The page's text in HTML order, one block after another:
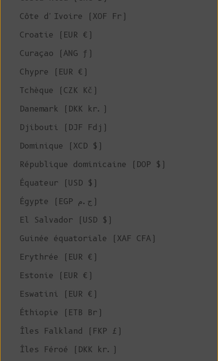
Côte d'Ivoire (XOF Fr)
Croatie (EUR €)
Curaçao (ANG ƒ)
Chypre (EUR €)
Tchèque (CZK Kč)
Danemark (DKK kr.)
Djibouti (DJF Fdj)
Dominique (XCD $)
République dominicaine (DOP $)
Équateur (USD $)
Égypte (EGP ج.م)
El Salvador (USD $)
Guinée équatoriale (XAF CFA)
Erythrée (EUR €)
Estonie (EUR €)
Eswatini (EUR €)
Éthiopie (ETB Br)
Îles Falkland (FKP £)
Îles Féroé (DKK kr.)